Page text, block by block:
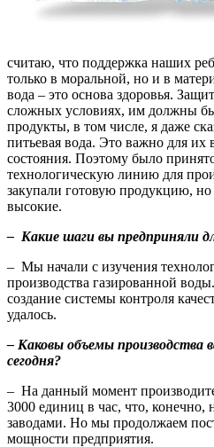
считаю, что поддержка наших
только в моральной, но и в
вода – это основа здоровья.
сложных условиях, им должны
продукты, в том числе, я даже
питьевая вода. Это важно для
состояния. Поэтому было
технологическую линию для
закупали готовую продукцию,
высокие.
– Какие шаги вы предприняли
– Мы начали с изучения
производства газированной
создание системы контроля
удалось.
– Каковы объемы производства
сегодня?
– На данный момент
3000 единиц в час, что, конечно,
заводами. Но мы продолжаем
мощности предприятия.